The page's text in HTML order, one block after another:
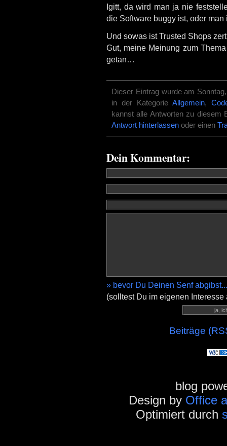
Igitt, da wird man ja nie
die Software buggy ist, oder
Und sowas ist Trusted Shops
Gut, meine Meinung zum
getan…
Dieser Eintrag wurde am
in der Kategorie Allgemein,
kannst alle Antworten zu diesem
Antwort hinterlassen oder einen
Dein Kommentar:
» bevor Du Deinen Senf abgibst...
(solltest Du im eigenen
Beiträge
blog
Design by Office
Optimiert durch